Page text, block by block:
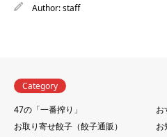
Author:staff
Category
47の「一番搾り」
お
お取り寄せ餃子（餃子通販）
お